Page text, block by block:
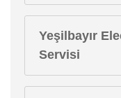
Yeşilbayır
Servisi